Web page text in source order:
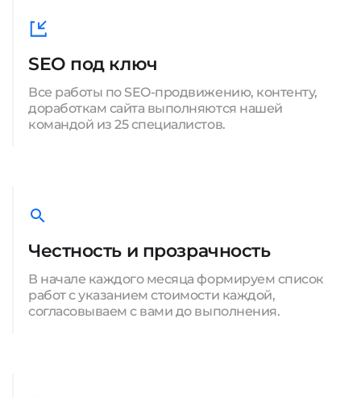
SEO под ключ
Все работы по SEO-продвижению, контенту,
доработкам сайта выполняются нашей
командой из 25 специалистов.
Честность и прозрачность
В начале каждого месяца формируем список
работ с указанием стоимости каждой,
согласовываем с вами до выполнения.